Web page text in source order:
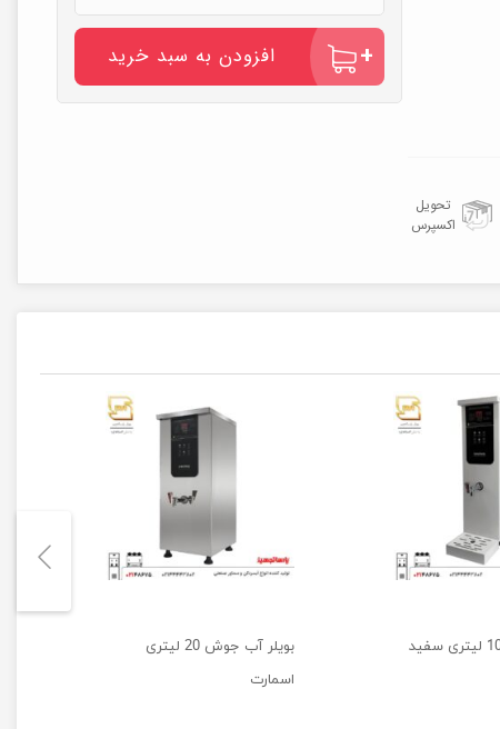
10
لیتری
برقی
مشکی
عدد
افزودن به سبد خرید
تحویل
اکسپرس
بویلر آب جوش 20 لیتری
اسمارت